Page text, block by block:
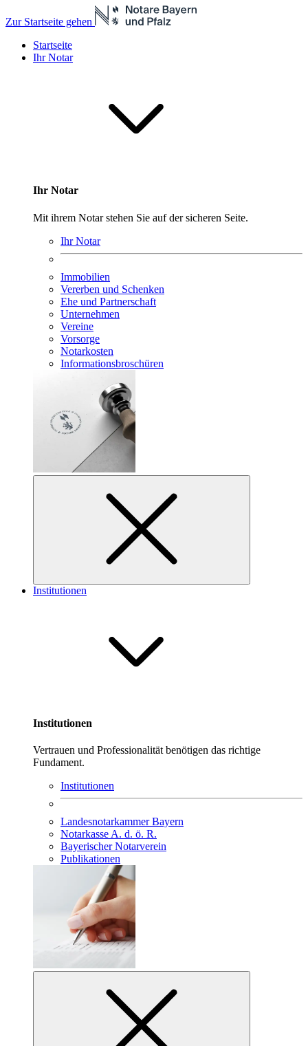
Zur Startseite gehen
Startseite
Ihr Notar
Ihr Notar
Mit ihrem Notar stehen Sie auf der sicheren Seite.
Ihr Notar
Immobilien
Vererben und Schenken
Ehe und Partnerschaft
Unternehmen
Vereine
Vorsorge
Notarkosten
Informationsbroschüren
Institutionen
Institutionen
Vertrauen und Professionalität benötigen das richtige
Fundament.
Institutionen
Landesnotarkammer Bayern
Notarkasse A. d. ö. R.
Bayerischer Notarverein
Publikationen